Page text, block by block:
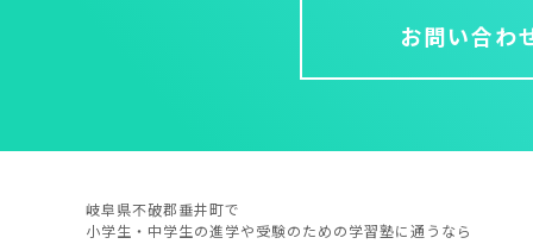
お問い合わ
岐阜県不破郡垂井町で
小学生・中学生の進学や受験のための学習塾に通うなら